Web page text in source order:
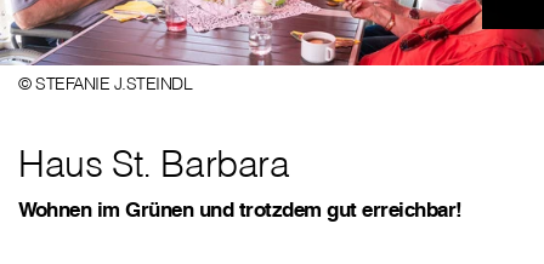
© STEFANIE J.STEINDL
Haus St. Barbara
Wohnen im Grünen und trotzdem gut erreichbar!